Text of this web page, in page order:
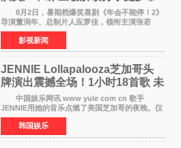
后创作
8月2日，暑期档爆笑喜剧《年会不能停！2》
导演董润年、总制片人应萝佳，领衔主演张若
昀、白客，主演酷酷的滕出席深圳路演，与观众
近距离趣味互动，畅聊创作细节与名场面，一路
笑声不断。影片讲
影视新闻
JENNIE Lollapalooza芝加哥头
牌演出震撼全场！1小时18首歌 未
发行新曲首度公开
中国娱乐网讯 www yule com cn 歌手
JENNIE用她的音乐点燃了美国芝加哥的夜晚。仅
需1小时，就足以证明K-pop女性solo艺人首次登
上Lollapalooza这一头衔的分量。她向世人展示
了为何自己能作为世
韩国娱乐